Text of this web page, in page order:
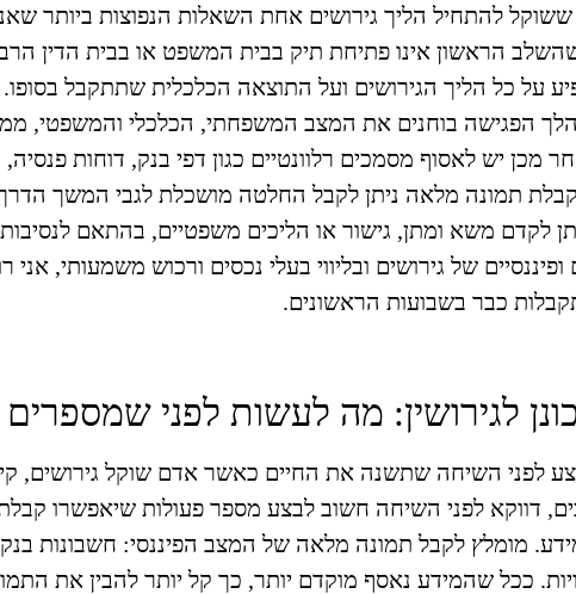
להתחיל הליך גירושים אחת השאלות הנפוצות ביותר
הראשון אינו פתיחת תיק בבית המשפט או בבית הדין
על כל הליך הגירושים ועל התוצאה הכלכלית שתתקבל בסופו.
הפגישה בוחנים את המצב המשפחתי, הכלכלי והמשפטי,
מכן יש לאסוף מסמכים רלוונטיים כגון דפי בנק, דוחות
קבלת תמונה מלאה ניתן לקבל החלטה מושכלת לגבי המשך
לקדם משא ומתן, גישור או הליכים משפטיים, בהתאם
של גירושים ובליווי בעלי נכסים ורכוש משמעותי,
כבר בשבועות הראשונים.
לגירושין: מה לעשות לפני שמספרים
לפני השיחה שתשנה את החיים כאשר אדם שוקל גירושים,
דווקא לפני השיחה חשוב לבצע מספר פעולות שיאפשרו
מומלץ לקבל תמונה מלאה של המצב הפיננסי: חשבונות
ככל שהמידע נאסף מוקדם יותר, כך קל יותר להבין את